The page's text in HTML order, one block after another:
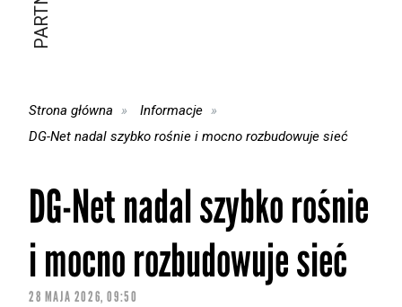
Strona główna
Informacje
DG-Net nadal szybko rośnie i mocno rozbudowuje sieć
DG-Net nadal szybko rośnie
i mocno rozbudowuje sieć
28 MAJA 2026, 09:50